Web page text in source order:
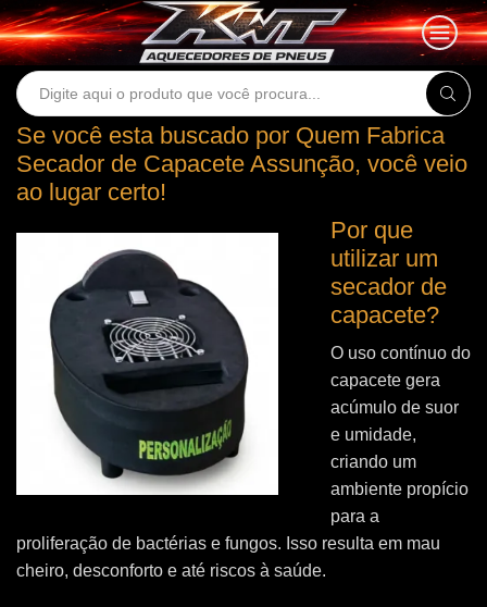
Search
Se você esta buscado por Quem Fabrica
Secador de Capacete Assunção, você veio
ao lugar certo!
Por que
utilizar um
secador de
capacete?
O uso contínuo do
capacete gera
acúmulo de suor
e umidade,
criando um
ambiente propício
para a
proliferação de bactérias e fungos. Isso resulta em mau
cheiro, desconforto e até riscos à saúde.